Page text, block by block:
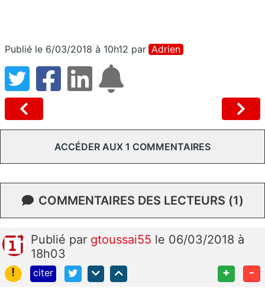
Publié le 6/03/2018 à 10h12 par Adrien
ACCÉDER AUX 1 COMMENTAIRES
COMMENTAIRES DES LECTEURS (1)
Publié par gtoussai55 le 06/03/2018 à
18h03
!
citer + -